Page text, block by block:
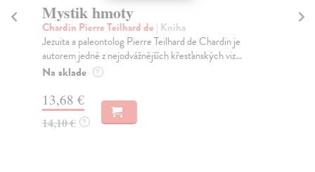
Mystik hmoty
Chardin Pierre Teilhard de | Kniha
Jezuita a paleontolog Pierre Teilhard de Chardin je
autorem jedné z nejodvážnějších křesťanských viz...
Na sklade ?
13,68 €
14,10 € ?